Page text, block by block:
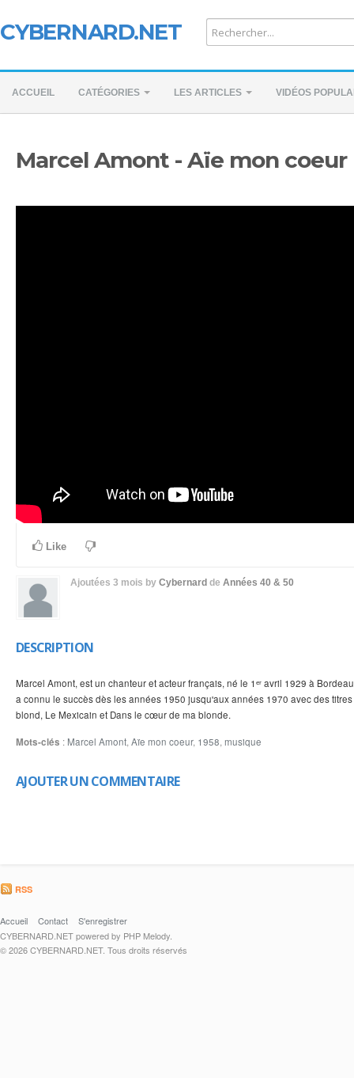
CYBERNARD.NET
ACCUEIL CATÉGORIES LES ARTICLES VIDÉOS
Marcel Amont - Aïe mon coeur
Like
Ajoutées 3 mois by Cybernard de Années 40 & 50
DESCRIPTION
Marcel Amont, est un chanteur et acteur français, né le 1ᵉʳ avril 1929 à
a connu le succès dès les années 1950 jusqu'aux années 1970 avec des
blond, Le Mexicain et Dans le cœur de ma blonde.
Mots-clés : Marcel Amont, Aïe mon coeur, 1958, musique
AJOUTER UN COMMENTAIRE
RSS
Accueil Contact
S'enregistrer
CYBERNARD.NET powered by PHP Melody.
© 2026 CYBERNARD.NET. Tous droits réservés